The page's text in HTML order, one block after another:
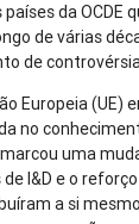
da OCDE
de várias
de
Europeia (UE)
no
uma
I&D e o
a si